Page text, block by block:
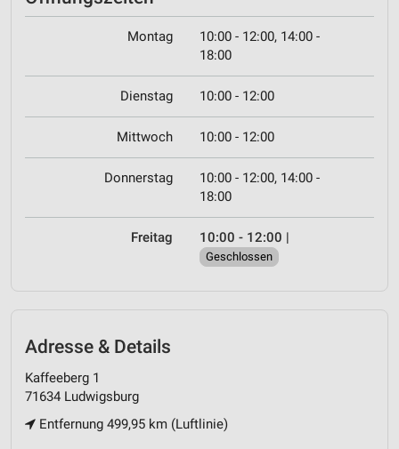
Montag
10:00 - 12:00, 14:00 -
18:00
Dienstag 10:00 - 12:00
Mittwoch 10:00 - 12:00
Donnerstag
10:00 - 12:00, 14:00 -
18:00
Freitag 10:00 - 12:00 |
Geschlossen
Adresse & Details
Kaffeeberg 1
71634 Ludwigsburg
Entfernung 499,95 km (Luftlinie)